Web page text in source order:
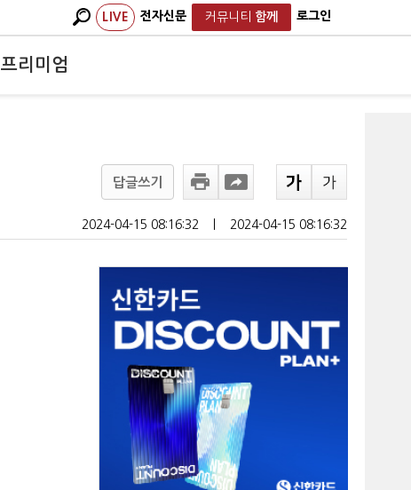
LIVE 전자신문 커뮤니티 함께 로그인
프리미엄
답글쓰기
2024-04-15 08:16:32 2024-04-15 08:16:32